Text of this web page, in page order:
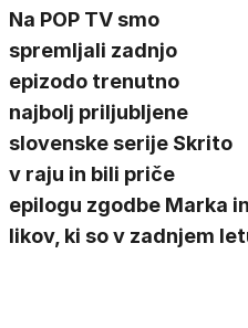
Na POP TV smo
spremljali zadnjo
epizodo trenutno
najbolj priljubljene
slovenske serije Skrito
v raju in bili priče
epilogu zgodbe Marka
likov, ki so v zadnjem